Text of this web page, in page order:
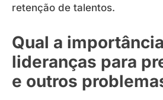
retenção de talentos.
Qual a
lideranças para
e outros